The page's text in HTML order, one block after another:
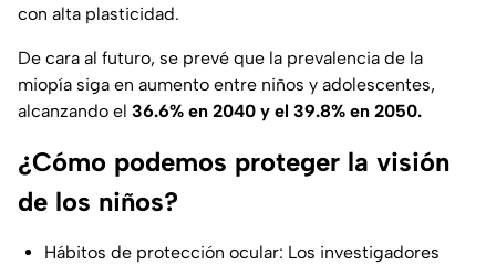
con alta plasticidad.
De cara al futuro, se prevé que la prevalencia de la
miopía siga en aumento entre niños y adolescentes,
alcanzando el 36.6% en 2040 y el 39.8% en 2050.
¿Cómo podemos proteger la visión
de los niños?
Hábitos de protección ocular: Los investigadores